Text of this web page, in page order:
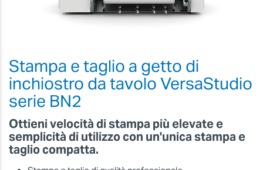
Stampa e taglio a getto di
inchiostro da tavolo VersaStudio
serie BN2
Ottieni velocità di stampa più elevate e
semplicità di utilizzo con un'unica stampa e
taglio compatta.